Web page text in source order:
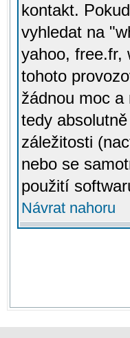
kontakt.
vyhledat na
yahoo, free.fr,
tohoto
žádnou moc
tedy
záležitosti
nebo se
použití
Návrat nahoru